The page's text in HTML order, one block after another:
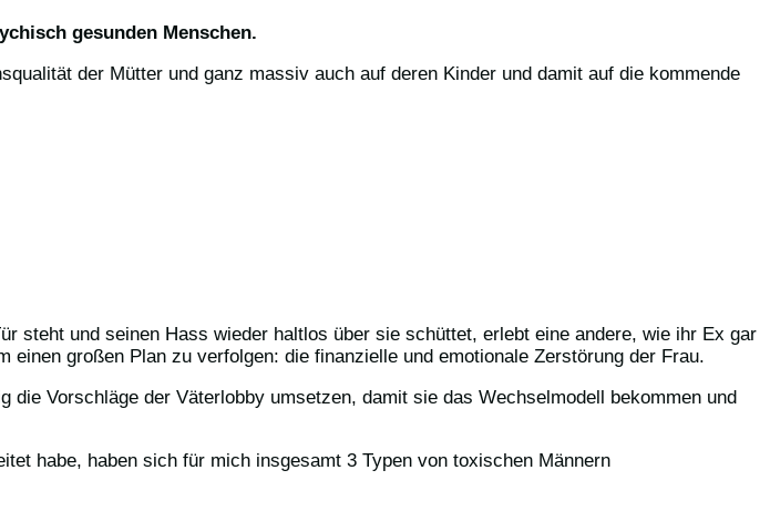
gesunden Menschen.
der Mütter und ganz massiv auch auf deren Kinder und damit auf die kommende
steht und seinen Hass wieder haltlos über sie schüttet, erlebt eine andere, wie ihr Ex gar
großen Plan zu verfolgen: die finanzielle und emotionale Zerstörung der Frau.
Vorschläge der Väterlobby umsetzen, damit sie das Wechselmodell bekommen und
habe, haben sich für mich insgesamt 3 Typen von toxischen Männern